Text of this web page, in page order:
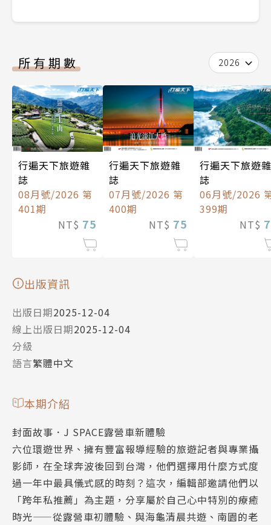
所有期數 2026
行遍天下旅遊雜
誌
08月號/2026 第
401期
NT$ 75
行遍天下旅遊雜
誌
07月號/2026 第
400期
NT$ 75
行遍天下旅遊雜
誌
06月號/2026
399期
NT$
出版資訊
出版日期2025-12-04
線上出版日期2025-12-04
分級
語言繁體中文
本期介紹
封面故事．J SPACE露營車新體驗
六位環遊世界、擁有豐富報導經驗的旅遊記者與專業攝
影師，在全球奔波後回到台灣，他們選擇用什麼方式度
過一年中最具儀式感的時刻？這次，編輯部邀請他們以
「跨年私推薦」為主題，分享屬於自己心中特別的療癒
時光——從露營車初體驗、與海龜清晨共遊、南園的老